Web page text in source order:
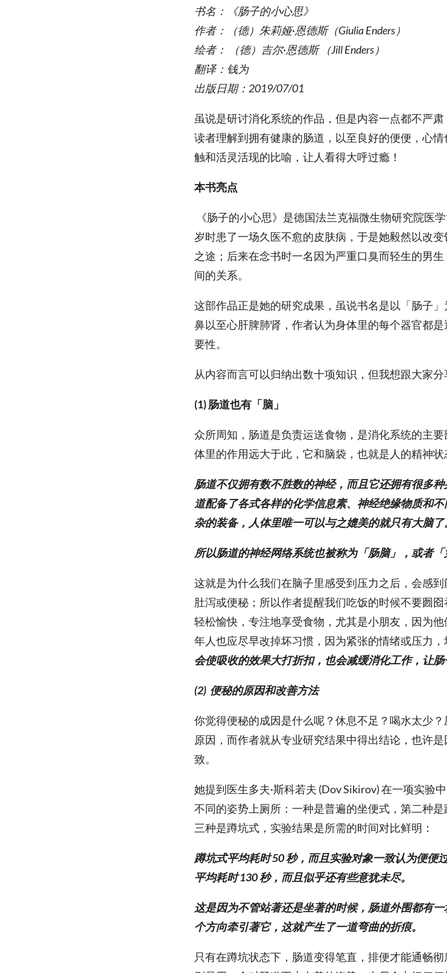
书名：《肠子的小心思》
作者：（德）朱莉娅·恩德斯（Giulia Enders）
绘者： （德）吉尔·恩德斯 （Jill Enders）
翻译：钱为
出版日期：2019/07/01
虽说是研讨消化系统的作品，但是内容一点都不严
读者理解到拥有健康的肠道，以至良好的便便，心
触和活灵活现的比喻，让人看得大呼过瘾！
本书亮点
《肠子的小心思》是德国法兰克福微生物研究院医
岁时患了一场久医不愈的皮肤病，于是她毅然以改
之途；后来在念书时一名因为严重口臭而轻生的男
间的关系。
这部作品正是她的研究成果，虽说书名是以「肠子
鼻以至心肝脾肺肾，作者认为身体里的每个器官都
要性。
从内容而言可以归纳出数十项知识，但我想跟大家分
(1) 肠道也有「脑」
众所周知，肠道是负责运送食物，是消化系统的主
体里的作用远大于此，它和脑袋，也就是人的精神状
肠道不仅拥有数不胜数的神经，而且它还拥有很多
道配备了各式各样的化学信息素、神经绝缘物质和
杂的装备，人体里唯一可以与之媲美的就只有大脑了
所以肠道的神经网络系统也被称为「肠脑」，或者「
这就是为什么我们在脑子里感受到压力之后，会感
肚泻或便秘；所以作者提醒我们吃饭的时候不要囫
轻松愉快，专注地享受食物，尤其是小朋友，因为
年人也应尽早改掉坏习惯，因为紧张的情绪或压力，
会使吸收的效果大打折扣，也会减缓消化工作，让肠
(2) 便秘的原因和改善方法
你觉得便秘的成因是什么呢？休息不足？喝水太少
原因，而作者就从专业研究结果中得出结论，也许
致。
她提到医生多夫·斯科若夫 (Dov Sikirov) 在一项实验
不同的姿势上厕所：一种是普遍的坐便式，第二种
三种是蹲坑式，实验结果是所需的时间对比鲜明：
蹲坑式平均耗时 50 秒，而且实验对象一致认为便便
平均耗时 130 秒，而且似乎还有些意犹未尽。
这是因为不管站著还是坐著的时候，肠道外围都有
个方向牵引著它，这就产生了一道弯曲的折痕。
只有在蹲坑状态下，肠道变得笔直，排便才能通畅